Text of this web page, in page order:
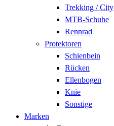
Trekking / City
MTB-Schuhe
Rennrad
Protektoren
Schienbein
Rücken
Ellenbogen
Knie
Sonstige
Marken